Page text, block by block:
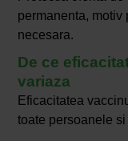
permanenta, motiv
necesara.
De ce
variaza
Eficacitatea
toate persoanele